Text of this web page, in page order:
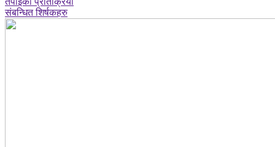
संबन्धित शिर्षकहरु